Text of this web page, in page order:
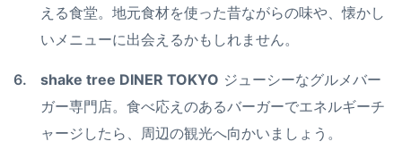
える食堂。地元食材を使った昔ながらの味や、懐かし
いメニューに出会えるかもしれません。
shake tree DINER TOKYO ジューシーなグルメバー
ガー専門店。食べ応えのあるバーガーでエネルギーチ
ャージしたら、周辺の観光へ向かいましょう。